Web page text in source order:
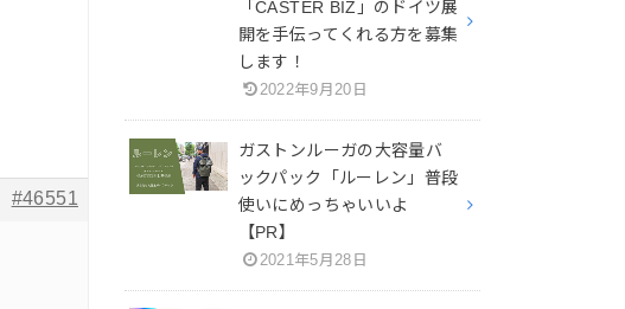
#46551
「CASTER BIZ」のドイツ展
開を手伝ってくれる方を募集
します！
2022年9月20日
ガストンルーガの大容量バ
ックパック「ルーレン」普段
使いにめっちゃいいよ
【PR】
2021年5月28日